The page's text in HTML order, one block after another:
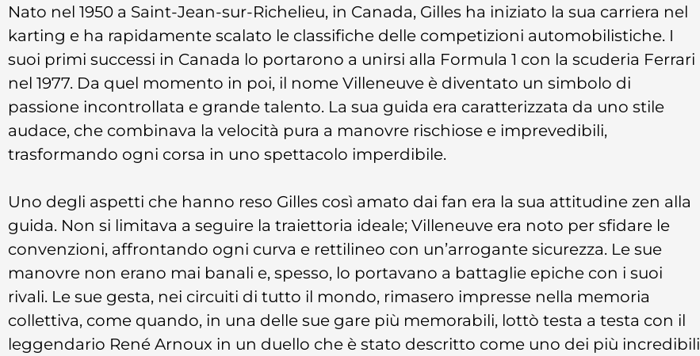
Nato nel 1950 a Saint-Jean-sur-Richelieu, in Canada, Gilles ha iniziato la sua carriera nel
karting e ha rapidamente scalato le classifiche delle competizioni automobilistiche. I
suoi primi successi in Canada lo portarono a unirsi alla Formula 1 con la scuderia Ferrari
nel 1977. Da quel momento in poi, il nome Villeneuve è diventato un simbolo di
passione incontrollata e grande talento. La sua guida era caratterizzata da uno stile
audace, che combinava la velocità pura a manovre rischiose e imprevedibili,
trasformando ogni corsa in uno spettacolo imperdibile.
Uno degli aspetti che hanno reso Gilles così amato dai fan era la sua attitudine zen alla
guida. Non si limitava a seguire la traiettoria ideale; Villeneuve era noto per sfidare le
convenzioni, affrontando ogni curva e rettilineo con un’arrogante sicurezza. Le sue
manovre non erano mai banali e, spesso, lo portavano a battaglie epiche con i suoi
rivali. Le sue gesta, nei circuiti di tutto il mondo, rimasero impresse nella memoria
collettiva, come quando, in una delle sue gare più memorabili, lottò testa a testa con il
leggendario René Arnoux in un duello che è stato descritto come uno dei più incredibili